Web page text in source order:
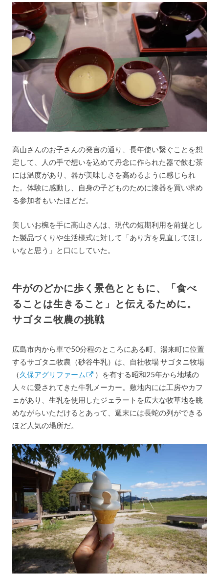
高山さんのお子さんの発言の通り、長年使い繋ぐことを想
定して、人の手で想いを込めて丹念に作られた器で飲む茶
には温度があり、器が美味しさを高めるように感じられ
た。体験に感動し、自身の子どものために漆器を買い求め
る参加者もいたほどだ。
美しいお椀を手に高山さんは、現代の短期利用を前提とし
た製品づくりや生活様式に対して「あり方を見直してほし
いなと思う」と口にしていた。
牛がのどかに歩く景色とともに、「食べ
ることは生きること」と伝えるために。
サゴタニ牧農の挑戦
広島市内から車で50分程のところにある町、湯来町に位置
するサゴタニ牧農（砂谷牛乳）は、自社牧場 サゴタニ牧場
（久保アグリファーム
）を有する昭和25年から地域の
人々に愛されてきた牛乳メーカー。敷地内には工房やカフ
ェがあり、生乳を使用したジェラートを広大な牧草地を眺
めながらいただけるとあって、週末には長蛇の列ができる
ほど人気の場所だ。